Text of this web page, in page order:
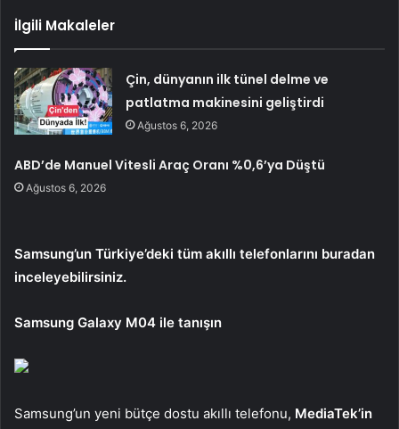
İlgili Makaleler
Çin, dünyanın ilk tünel delme ve
patlatma makinesini geliştirdi
Ağustos 6, 2026
ABD’de Manuel Vitesli Araç Oranı %0,6’ya Düştü
Ağustos 6, 2026
Samsung’un Türkiye’deki tüm akıllı telefonlarını buradan
inceleyebilirsiniz.
Samsung Galaxy M04 ile tanışın
Samsung’un yeni bütçe dostu akıllı telefonu, MediaTek’in